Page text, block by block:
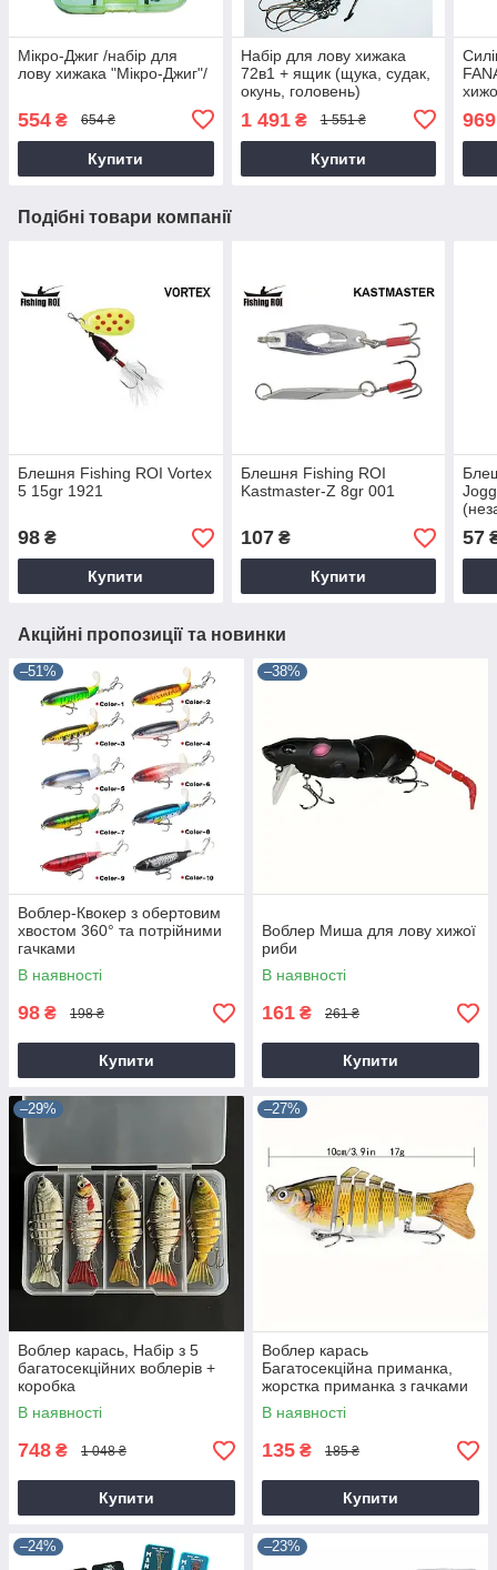
Мікро-Джиг /набір для
лову хижака "Мікро-Джиг"/
554 ₴ 654 ₴
Купити
Набір для лову хижака
72в1 + ящик (щука, судак,
окунь, головень)
1 491₴ 1 551 ₴
Купити
969
Подібні товари компанії
Блешня Fishing ROI Vortex
5 15gr 1921
98 ₴
Купити
Блешня Fishing ROI
Kastmaster-Z 8gr 001
107₴
Купити
57
Акційні пропозиції та новинки
–51%
Воблер-Квокер з обертовим
хвостом 360° та потрійними
гачками
В наявності
98 ₴ 198 ₴
Купити
–38%
Воблер Миша для лову хижої
риби
В наявності
161 ₴ 261 ₴
Купити
–29%
Воблер карась, Набір з 5
багатосекційних воблерів +
коробка
В наявності
748 ₴ 1 048 ₴
Купити
–27%
Воблер карась
Багатосекційна приманка,
жорстка приманка з гачками
В наявності
135 ₴ 185 ₴
Купити
–24% –23%